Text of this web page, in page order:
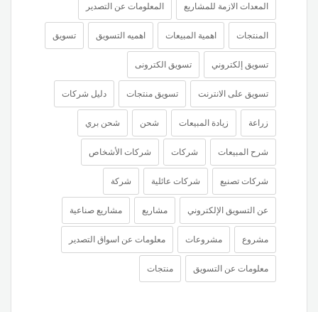
المعدات الازمة للمشاريع المعلومات عن التصدير
المنتجات اهمية المبيعات اهميه التسويق تسويق
تسويق إلكتروني تسويق الكترونى
تسويق على الانترنت تسويق منتجات دليل شركات
زراعة زيادة المبيعات شحن شحن بري
شرح المبيعات شركات شركات الأشخاص
شركات تصنيع شركات عائلية شركة
عن التسويق الإلكتروني مشاريع مشاريع صناعية
مشروع مشروعات معلومات عن اسواق التصدير
معلومات عن التسويق منتجات